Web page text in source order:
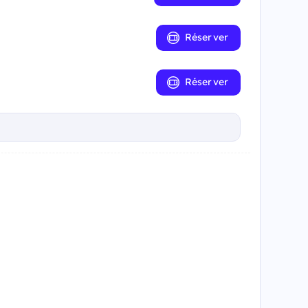
Réserver
Réserver